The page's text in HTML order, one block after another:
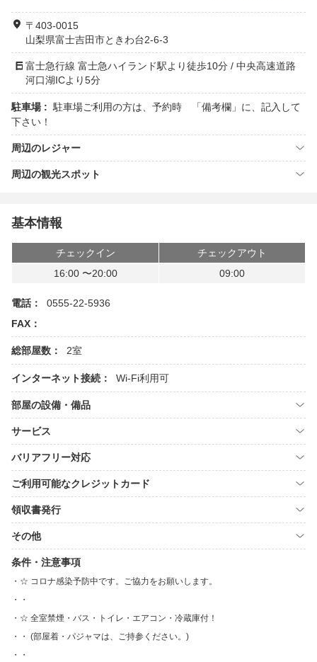
〒403-0015
山梨県富士吉田市ときわ台2-6-3
富士急行線 富士急ハイランド駅より徒歩10分 / 中央高速道路
河口湖ICより5分
駐車場 : 駐車場ご利用の方は、予約時 「備考欄」に、記入して
下さい！
周辺のレジャー
周辺の観光スポット
基本情報
チェックイン
チェックアウト
16:00 〜20:00
09:00
電話：
0555-22-5936
FAX：
総部屋数： 2室
インターネット接続： Wi-Fi利用可
部屋の設備・備品
サービス
バリアフリー対応
ご利用可能なクレジットカード
領収書発行
その他
条件・注意事項
☆ コロナ感染予防中です。ご協力をお願いします。
・
☆ 全室禁煙・バス・トイレ・エアコン・冷蔵庫付！
・ (部屋着・パジャマは、ご持参ください。)
・